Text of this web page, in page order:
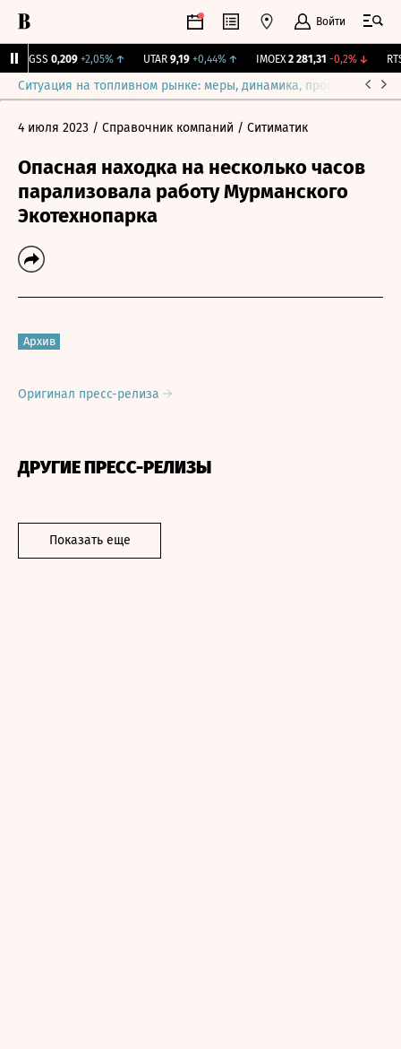
Войти
RGSS 0,209 +2,05%↑ UTAR 9,19 +0,44%↑ IMOEX 2 281,31 -0,2%↓ RTSI
Ситуация на топливном рынке: меры, динамика, прогнозы
4 июля 2023 / Справочник компаний / Ситиматик
Опасная находка на несколько часов
парализовала работу Мурманского
Экотехнопарка
Архив
Оригинал пресс-релиза
ДРУГИЕ ПРЕСС-РЕЛИЗЫ
Показать еще